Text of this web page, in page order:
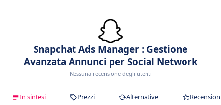
Snapchat Ads Manager : Gestione
Avanzata Annunci per Social Network
Nessuna recensione degli utenti
In sintesi Prezzi Alternative Recensioni